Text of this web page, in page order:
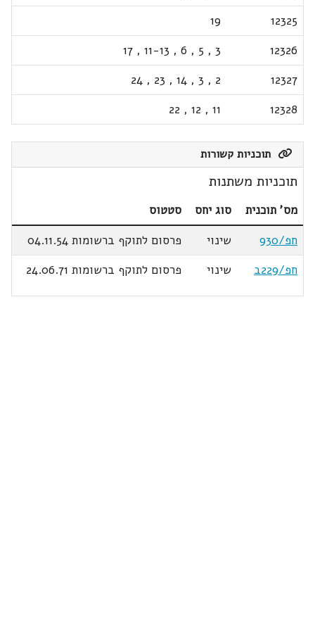
12325
19
12326
3
,
5
,
6
,
11-13
,
17
12327
2
,
3
,
14
,
23
,
24
12328
11
,
12
,
22
תוכניות קשורות
תוכניות משתנות
מס' תוכנית סוג יחס
סטטוס
חפ/930
שינוי
פרסום לתוקף ברשומות 04.11.54
חפ/229ב
שינוי פרסום לתוקף ברשומות 24.06.71